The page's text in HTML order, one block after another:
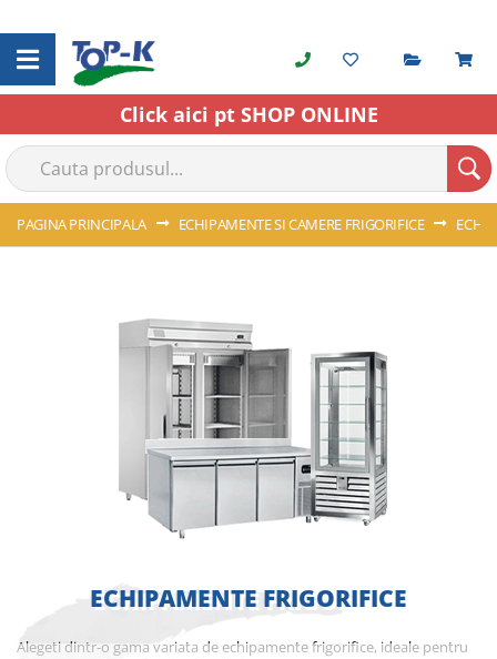
to
Content
Click aici pt SHOP ONLINE
PAGINA PRINCIPALA ECHIPAMENTE SI CAMERE FRIGORIFICE
ECHIPAMENTE FRIGORIFICE
Alegeti dintr-o gama variata de echipamente frigorifice, ideale pentru